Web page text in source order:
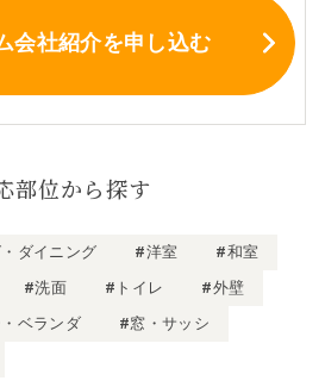
会社紹介を申し込む
部位から探す
ダイニング #洋室
#和室
#洗面 #トイレ
#外壁
ベランダ
#窓・サッシ